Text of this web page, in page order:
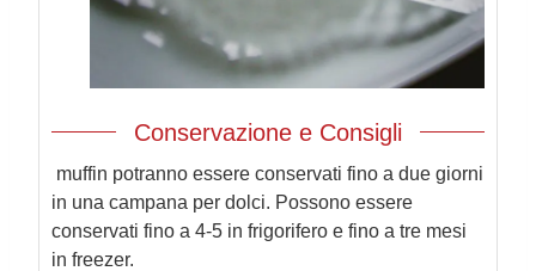
Conservazione e Consigli
muffin potranno essere conservati fino a due giorni
in una campana per dolci. Possono essere
conservati fino a 4-5 in frigorifero e fino a tre mesi
in freezer.